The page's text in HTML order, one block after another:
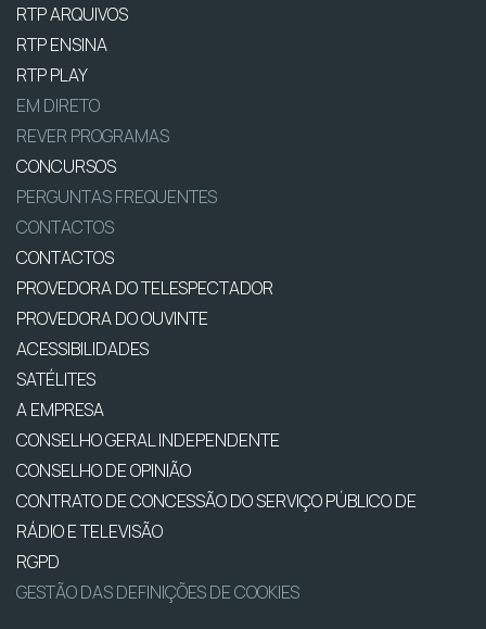
RTP ARQUIVOS
RTP ENSINA
RTP PLAY
EM DIRETO
REVER PROGRAMAS
CONCURSOS
PERGUNTAS FREQUENTES
CONTACTOS
CONTACTOS
PROVEDORA DO TELESPECTADOR
PROVEDORA DO OUVINTE
ACESSIBILIDADES
SATÉLITES
A EMPRESA
CONSELHO GERAL INDEPENDENTE
CONSELHO DE OPINIÃO
CONTRATO DE CONCESSÃO DO SERVIÇO PÚBLICO DE
RÁDIO E TELEVISÃO
RGPD
GESTÃO DAS DEFINIÇÕES DE COOKIES